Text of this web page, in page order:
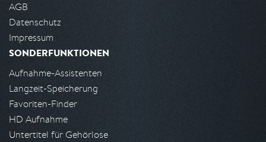
AGB
Datenschutz
Impressum
SONDERFUNKTIONEN
Aufnahme-Assistenten
Langzeit-Speicherung
Favoriten-Finder
HD Aufnahme
Untertitel für Gehörlose